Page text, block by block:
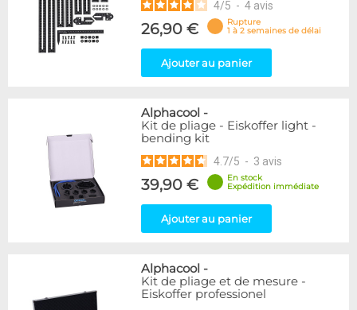
4/5 - 4 avis
26,90 €
Rupture
1 à 2 semaines de délai
Ajouter au panier
Alphacool -
Kit de pliage - Eiskoffer light -
bending kit
4.7/5 - 3 avis
39,90 €
En stock
Expédition immédiate
Ajouter au panier
Alphacool -
Kit de pliage et de mesure -
Eiskoffer professionel